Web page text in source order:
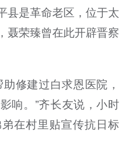
县是革命老区，位于太
聂荣臻曾在此开辟晋察
修建过白求恩医院，
响。”齐长友说，小时
在村里贴宣传抗日标